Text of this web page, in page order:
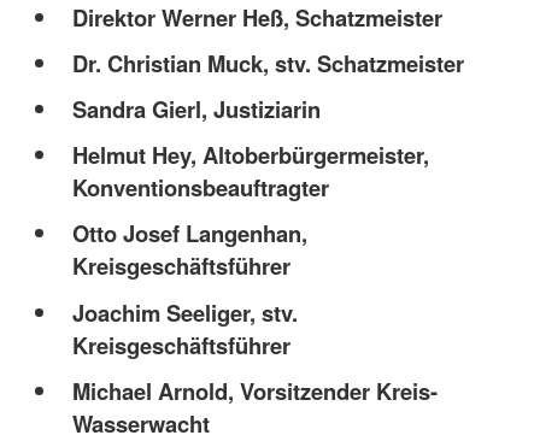
Direktor Werner Heß, Schatzmeister
Dr. Christian Muck, stv. Schatzmeister
Sandra Gierl, Justiziarin
Helmut Hey, Altoberbürgermeister,
Konventionsbeauftragter
Otto Josef Langenhan,
Kreisgeschäftsführer
Joachim Seeliger, stv.
Kreisgeschäftsführer
Michael Arnold, Vorsitzender Kreis-
Wasserwacht